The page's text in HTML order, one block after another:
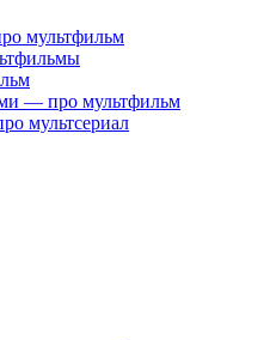
мультфильм
— про мультфильм
мультсериал